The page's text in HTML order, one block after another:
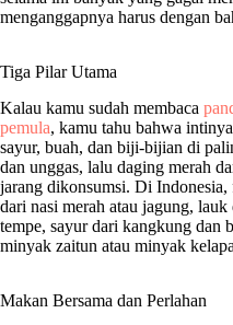
menganggapnya harus dengan
Tiga Pilar Utama
Kalau kamu sudah membaca
pemula, kamu tahu bahwa
sayur, buah, dan biji-bijian di
dan unggas, lalu daging merah
jarang dikonsumsi. Di
dari nasi merah atau jagung,
tempe, sayur dari kangkung dan
minyak zaitun atau minyak
Makan Bersama dan Perlahan